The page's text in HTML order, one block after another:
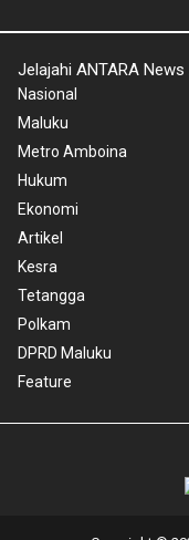
Jelajahi ANTARA
Nasional
Maluku
Metro Amboina
Hukum
Ekonomi
Artikel
Kesra
Tetangga
Polkam
DPRD Maluku
Feature